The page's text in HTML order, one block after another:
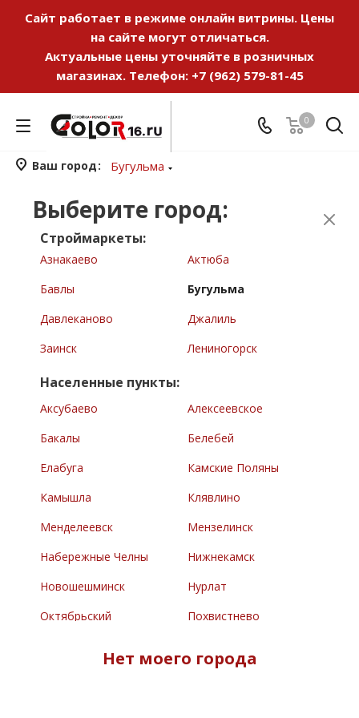
Сайт работает в режиме онлайн витрины. Цены
на сайте могут отличаться.
Актуальные цены уточняйте в розничных
магазинах. Телефон: +7 (962) 579-81-45
0
Ваш город Бугульма
Выберите город:
Строймаркеты:
Азнакаево
Актюба
Бавлы
Бугульма
Давлеканово
Джалиль
Заинск
Лениногорск
Населенные пункты:
Аксубаево
Алексеевское
Бакалы
Белебей
Елабуга
Камские Поляны
Камышла
Клявлино
Менделеевск
Мензелинск
Набережные Челны
Нижнекамск
Новошешминск
Нурлат
Октябрьский
Похвистнево
Нет моего города